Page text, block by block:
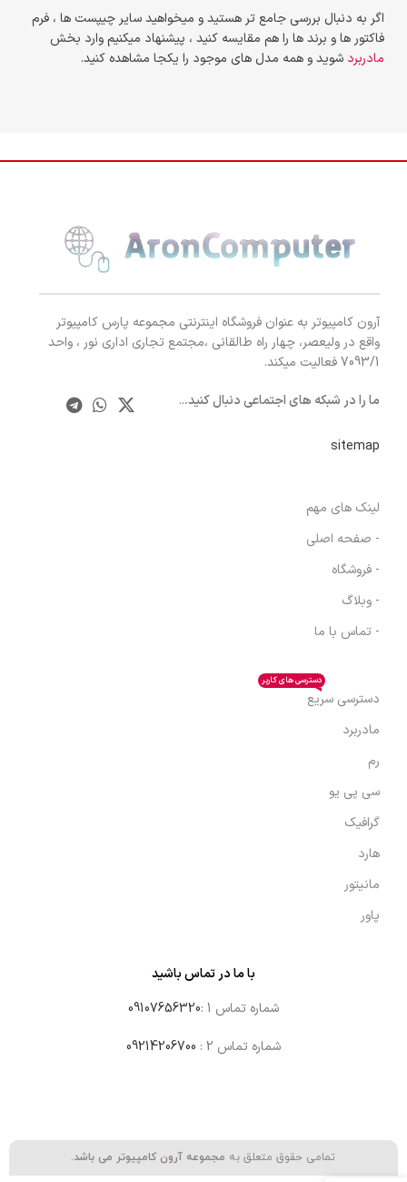
اگر به دنبال بررسی جامع تر هستید و میخواهید سایر چیپست ها ، فرم
فاکتور ها و برند ها را هم مقایسه کنید ، پیشنهاد میکنیم وارد بخش
مادربرد شوید و همه مدل های موجود را یکجا مشاهده کنید.
آرون کامپیوتر به عنوان فروشگاه اینترنتی مجموعه پارس کامپیوتر
واقع در ولیعصر، چهار راه طالقانی ،مجتمع تجاری اداری نور ، واحد
7093/1 فعالیت میکند.
ما را در شبکه های اجتماعی دنبال کنید...
sitemap
لینک های مهم
- صفحه اصلی
- فروشگاه
- وبلاگ
- تماس با ما
دسترسی سریع
دسترسی های کاربر
مادربرد
رم
سی پی یو
گرافیک
هارد
مانیتور
پاور
با ما در تماس باشید
شماره تماس 1 :
09107656320
شماره تماس 2 :
تمامی حقوق متعلق به مجموعه آرون کامپیوتر می باشد.